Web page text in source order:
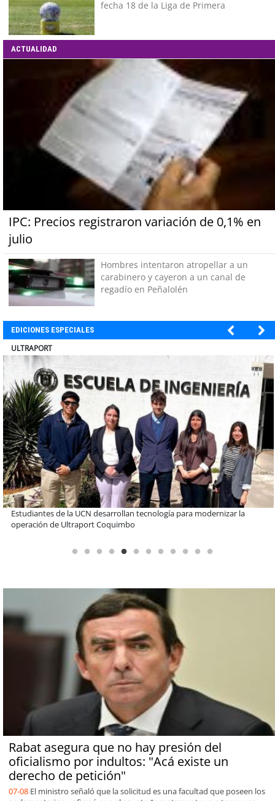
fecha 18 de la Liga de Primera
ACTUALIDAD
IPC: Precios registraron variación de 0,1% en
julio
Hombres intentaron atropellar a un
carabinero y cayeron a un canal de
regadío en Peñalolén
EDICIONES ESPECIALES
BANCO DE CHILE
Educación y colaboración público-privada se toman La Araucanía:
encuentro reunió a líderes para abordar las brechas y oportunidades
Rabat asegura que no hay presión del
oficialismo por indultos: "Acá existe un
derecho de petición"
07-08 El ministro señaló que la solicitud es una facultad que poseen los